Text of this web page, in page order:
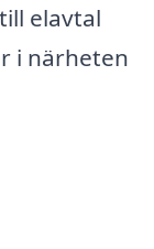
elavtal
i närheten